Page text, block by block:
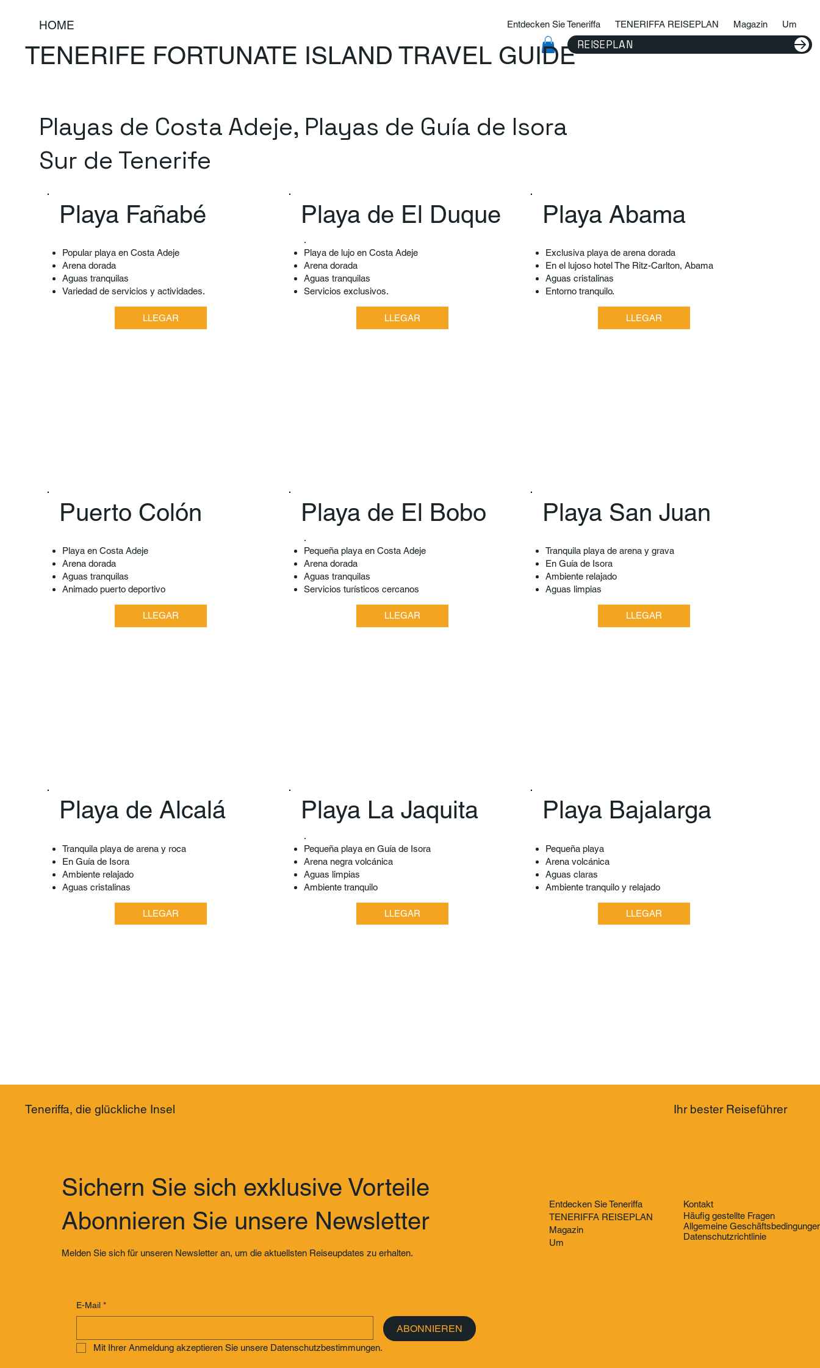
HOME
REISEPLAN
TENERIFE FORTUNATE ISLAND TRAVEL GUIDE
Entdecken Sie Teneriffa TENERIFFA REISEPLAN Magazin Um
Playas de Costa Adeje, Playas de Guía de Isora
Sur de Tenerife
Playa Fañabé
Popular playa en Costa Adeje
Arena dorada
Aguas tranquilas
Variedad de servicios y actividades.
LLEGAR
Playa de El Duque
.​
Playa de lujo en Costa Adeje
Arena dorada
Aguas tranquilas
Servicios exclusivos.
LLEGAR
Playa Abama
Exclusiva playa de arena dorada
En el lujoso hotel The Ritz-Carlton, Abama
Aguas cristalinas
Entorno tranquilo.
LLEGAR
Puerto Colón
Playa en Costa Adeje
Arena dorada
Aguas tranquilas
Animado puerto deportivo
LLEGAR
Playa de El Bobo
.​
Pequeña playa en Costa Adeje
Arena dorada
Aguas tranquilas
Servicios turísticos cercanos
LLEGAR
Playa San Juan
Tranquila playa de arena y grava
En Guía de Isora
Ambiente relajado
Aguas limpias
LLEGAR
Playa de Alcalá
Tranquila playa de arena y roca
En Guía de Isora
Ambiente relajado
Aguas cristalinas
LLEGAR
Playa La Jaquita
.​
Pequeña playa en Guía de Isora
Arena negra volcánica
Aguas limpias
Ambiente tranquilo
LLEGAR
Playa Bajalarga
Pequeña playa
Arena volcánica
Aguas claras
Ambiente tranquilo y relajado
LLEGAR
Teneriffa, die glückliche Insel
Sichern Sie sich exklusive Vorteile
Abonnieren Sie unsere Newsletter
Melden Sie sich für unseren Newsletter an, um die aktuellsten Reiseupdates zu erhalten.
E-Mail *
ABONNIEREN
Mit Ihrer Anmeldung akzeptieren Sie unsere Datenschutzbestimmungen.
Ihr bester Reiseführer
Entdecken Sie Teneriffa
TENERIFFA REISEPLAN
Magazin
Um
Kontakt
Häufig gestellte Fragen
Allgemeine
Datenschutzrichtlinie